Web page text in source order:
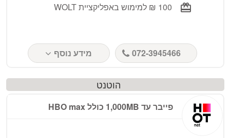
100 ₪ למימוש באפליקציית WOLT
072-3945466 מידע נוסף
הוטנט
פייבר עד 1,000MB כולל HBO max